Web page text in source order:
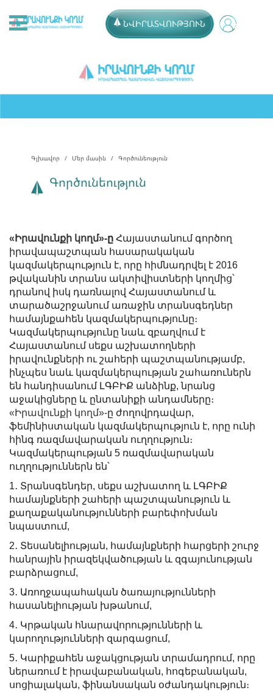
ՆՎԻՐԱՏՎՈՒԹՅՈՒՆ
Գլխավոր Մեր մասին Գործունեություն
Գործունեություն
«Իրավունքի կողմ»-ը Հայաստանում գործող
իրավապաշտպան հասարակական
կազմակերպություն է, որը հիմնադրվել է 2016
թվականին տրանս ակտիվիստների կողմից՝
դրանով իսկ դառնալով Հայաստանում և
տարածաշրջանում առաջին տրանսգեդներ
համայնքահեն կազմակերպությունը։
Կազմակերպությունը նաև զբաղվում է
Հայաստանում սեքս աշխատողների
իրավունքների ու շահերի պաշտպանությամբ,
ինչպես նաև կազմակերպության շահառուներն
են հանդիսանում ԼԳԲԻՔ անձինք, նրանց
աջակիցները և ընտանիքի անդամները։
«Իրավունքի կողմ»-ը ժողովրդավար,
ֆեմինիստական կազմակերպություն է, որը ունի
հինգ ռազմավարական ուղղություն։
Կազմակերպության 5 ռազմավարական
ուղղություններն են՝
1․ Տրանսգենդեր, սեքս աշխատող և ԼԳԲԻՔ
համայնքների շահերի պաշտպանություն և
քաղաքականությունների բարեփոխման
նպաստում,
2․ Տեսանելիության, համայնքների հարցերի շուրջ
հանրային իրազեկվածության և զգայունության
բարձրացում,
3․ Առողջապահական ծառայությունների
հասանելիության խթանում,
4․ Կրթական հնարավորությունների և
կարողությունների զարգացում,
5․ Կարիքահեն աջակցության տրամադրում, որը
ներառում է իրավաբանական, հոգեբանական,
սոցիալական, ֆինանսական օժանդակություն։